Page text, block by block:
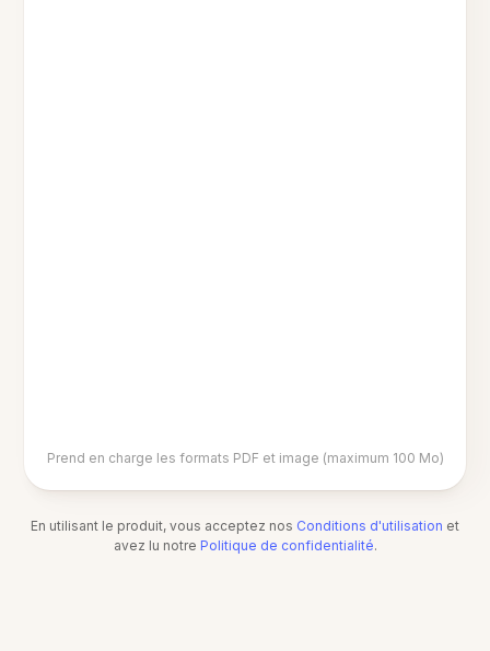
Prend en charge les formats PDF et image (maximum 100 Mo)
En utilisant le produit, vous acceptez nos Conditions d'utilisation et
avez lu notre Politique de confidentialité.